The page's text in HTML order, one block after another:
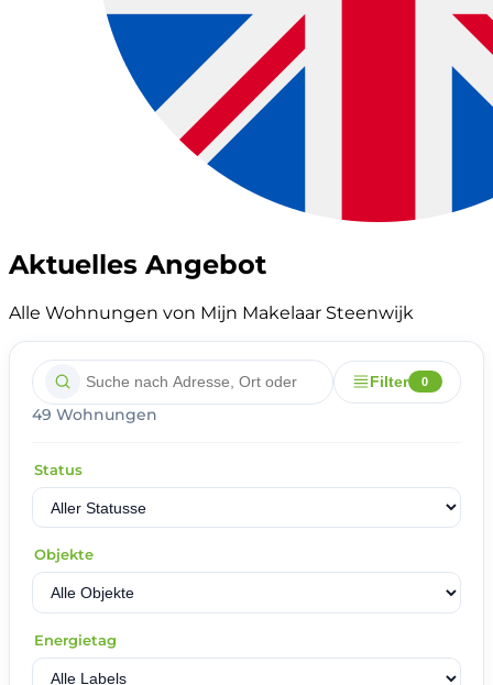
Aktuelles Angebot
Alle Wohnungen von Mijn Makelaar Steenwijk
Filter 0
49 Wohnungen
Status
Objekte
Energietag